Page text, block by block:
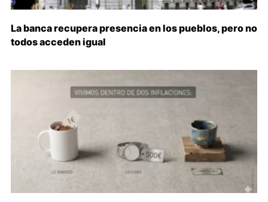
La banca recupera presencia en los pueblos, pero no
todos acceden igual